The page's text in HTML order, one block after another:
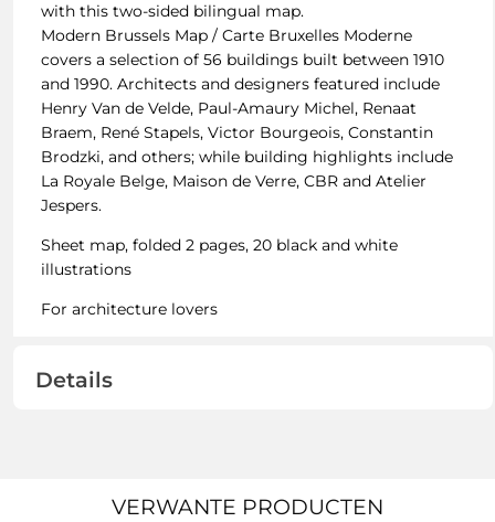
with this two-sided bilingual map.
Modern Brussels Map / Carte Bruxelles Moderne
covers a selection of 56 buildings built between 1910
and 1990. Architects and designers featured include
Henry Van de Velde, Paul-Amaury Michel, Renaat
Braem, René Stapels, Victor Bourgeois, Constantin
Brodzki, and others; while building highlights include
La Royale Belge, Maison de Verre, CBR and Atelier
Jespers.
Sheet map, folded 2 pages, 20 black and white
illustrations
For architecture lovers
Details
VERWANTE PRODUCTEN